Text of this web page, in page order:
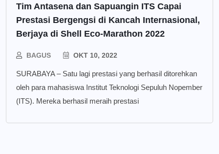
Tim Antasena dan Sapuangin ITS Capai
Prestasi Bergengsi di Kancah Internasional,
Berjaya di Shell Eco-Marathon 2022
BAGUS OKT 10, 2022
SURABAYA – Satu lagi prestasi yang berhasil ditorehkan
oleh para mahasiswa Institut Teknologi Sepuluh Nopember
(ITS). Mereka berhasil meraih prestasi